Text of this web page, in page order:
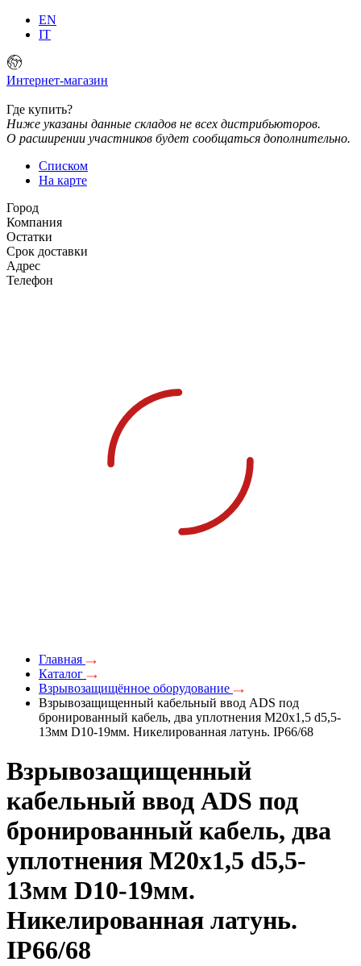
EN
IT
Интернет-магазин
Где купить?
Ниже указаны данные складов не всех дистрибьюторов.
О расширении участников будет сообщаться дополнительно.
Списком
На карте
Город
Компания
Остатки
Срок доставки
Адрес
Телефон
Главная
Каталог
Взрывозащищённое оборудование
Взрывозащищенный кабельный ввод ADS под
бронированный кабель, два уплотнения M20х1,5 d5,5-
13мм D10-19мм. Никелированная латунь. IP66/68
Взрывозащищенный
кабельный ввод ADS под
бронированный кабель, два
уплотнения M20х1,5 d5,5-
13мм D10-19мм.
Никелированная латунь.
IP66/68